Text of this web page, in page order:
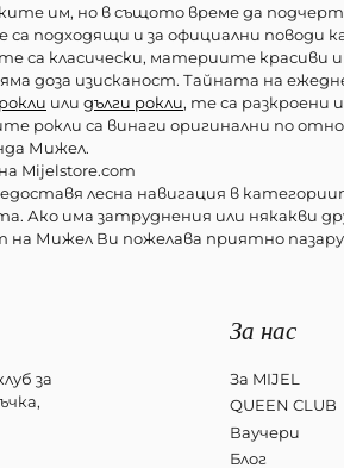
им, но в същото време да
подходящи и за официални поводи
са класически, материите красиви
доза изисканост. Тайната на
или дълги рокли, те са разкроени
рокли са винаги оригинални по
Мижел.
Mijelstore.com
лесна навигация в
Ако има затруднения или някакви
на Мижел Ви пожелава приятно
за
За нас
За MIJEL
QUEEN CLUB
Ваучери
Блог